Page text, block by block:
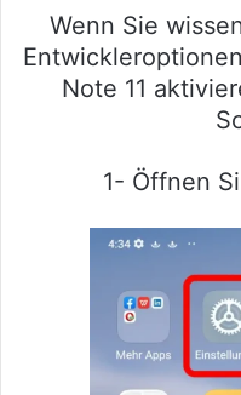
Wenn Sie
Note 11
1- Öffnen